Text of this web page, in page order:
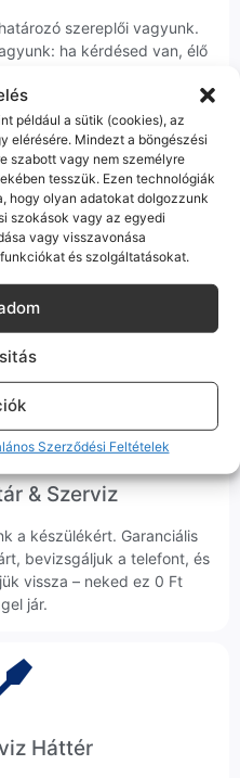
például a sütik (cookies), az
elérésére. Mindezt a böngészési
szabott vagy nem személyre
tesszük. Ezen technológiák
hogy olyan adatokat dolgozzunk
szokások vagy az egyedi
vagy visszavonása
és szolgáltatásokat.
Szerződési Feltételek
szereplői vagyunk.
ha kérdésed van, élő
nálunk alap.
kifogásokat keresünk,
& Szerviz
a készülékért. Garanciális
bevizsgáljuk a telefont, és
vissza – neked ez 0 Ft
jár.
Háttér